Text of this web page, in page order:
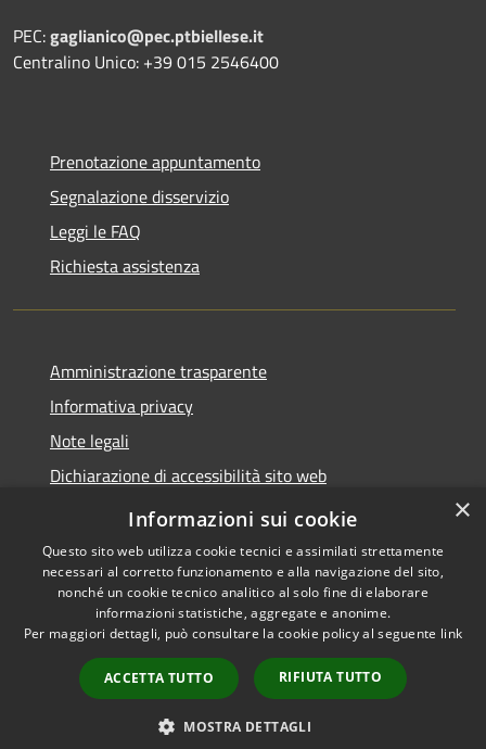
PEC:gaglianico@pec.ptbiellese.it
Centralino Unico: +39 015 2546400
Prenotazione appuntamento
Segnalazione disservizio
Leggi le FAQ
Richiesta assistenza
Amministrazione trasparente
Informativa privacy
Note legali
Dichiarazione di accessibilità sito web
WhistleblowingPA
Accessibilità
Copyright © 2026 • Comune di
Gaglianico • Powered by
Municipium•
Accesso
redazione
×
Informazioni sui cookie
Questo sito web utilizza cookie tecnici e assimilati strettamente
necessari al corretto funzionamento e alla navigazione del sito,
nonché un cookie tecnico analitico al solo fine di elaborare
informazioni statistiche, aggregate e anonime.
Per maggiori dettagli, può consultare la cookie policy al seguente link
ACCETTA TUTTO RIFIUTA TUTTO
MOSTRA DETTAGLI